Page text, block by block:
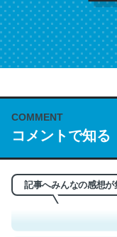
COMMENT
コメントで知る
記事へみんなの感想が
これは名文。彼は
う。英語少しでも
れ好き。Let’s
─今のこの状況が信じ